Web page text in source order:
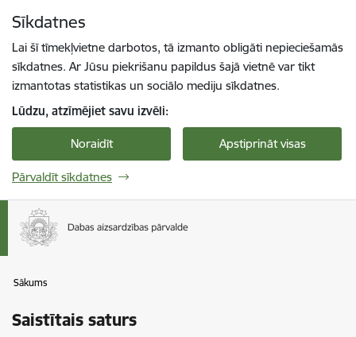
Sīkdatnes
Lai šī tīmekļvietne darbotos, tā izmanto obligāti nepieciešamās
sīkdatnes. Ar Jūsu piekrišanu papildus šajā vietnē var tikt
izmantotas statistikas un sociālo mediju sīkdatnes.
Lūdzu, atzīmējiet savu izvēli:
Noraidīt Apstiprināt visas
Pārvaldīt sīkdatnes
Sākums
Saistītais saturs